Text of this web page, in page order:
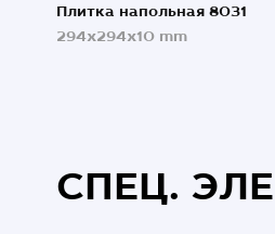
Плитка напольная 8031
294x294x10 mm
СПЕЦ.